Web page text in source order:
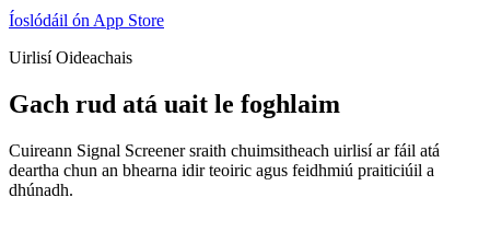
Íoslódáil ón App Store
Uirlisí Oideachais
Gach rud atá uait le foghlaim
Cuireann Signal Screener sraith chuimsitheach uirlisí ar fáil atá
deartha chun an bhearna idir teoiric agus feidhmiú praiticiúil a
dhúnadh.